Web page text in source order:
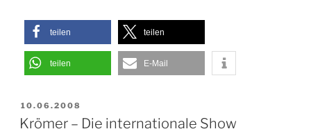
teilen teilen
teilen E-Mail
VERÖFFENTLICHT
AM
10.06.2008
Krömer – Die internationale Show